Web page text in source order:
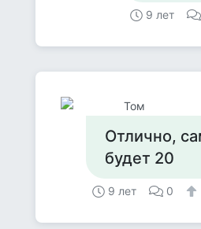
9 лет
Том
Отлично,
будет 20
9 лет 0